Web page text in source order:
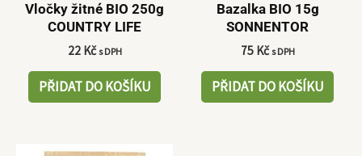
Vločky žitné BIO 250g
COUNTRY LIFE
22 Kč s DPH
PŘIDAT DO KOŠÍKU
Bazalka BIO 15g
SONNENTOR
75 Kč s DPH
PŘIDAT DO KOŠÍKU